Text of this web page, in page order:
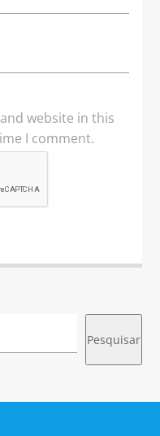
website in this
I comment.
Pesquisar